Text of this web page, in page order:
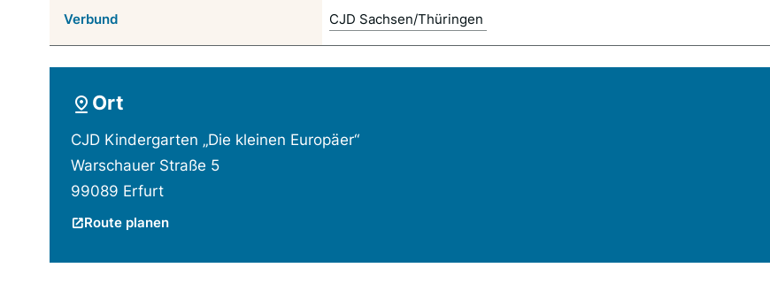
Verbund CJD Sachsen/Thüringen
Ort
CJD Kindergarten „Die kleinen Europäer“
Warschauer Straße 5
99089 Erfurt
Route planen